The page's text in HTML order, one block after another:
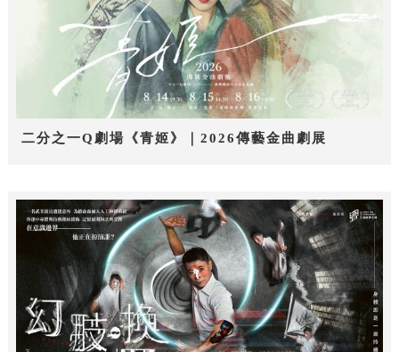
二分之一Q劇場《青姬》｜2026傳藝金曲劇展